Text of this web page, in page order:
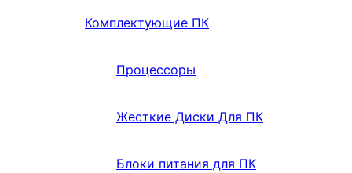
Комплектующие ПК
Процессоры
Жесткие Диски Для ПК
Блоки питания для ПК